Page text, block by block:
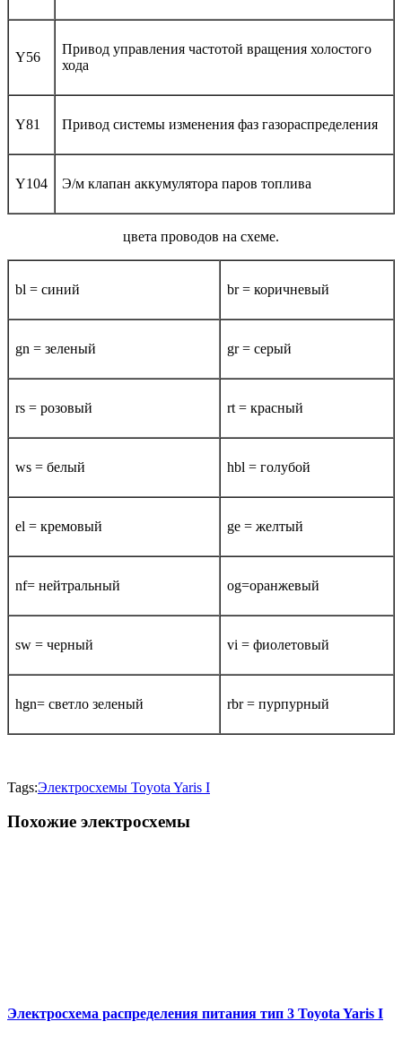
Y56
Привод управления частотой вращения холостого
хода
Y81 Привод системы изменения фаз газораспределения
Y104 Э/м клапан аккумулятора паров топлива
цвета проводов на схеме.
bl = синий br = коричневый
gn = зеленый gr = серый
rs = розовый rt = красный
ws = белый hbl = голубой
el = кремовый ge = желтый
nf= нейтральный og=оранжевый
sw = черный vi = фиолетовый
hgn= светло зеленый rbr = пурпурный
Tags:Электросхемы Toyota Yaris I
Похожие электросхемы
Электросхема распределения питания тип 3 Toyota Yaris I